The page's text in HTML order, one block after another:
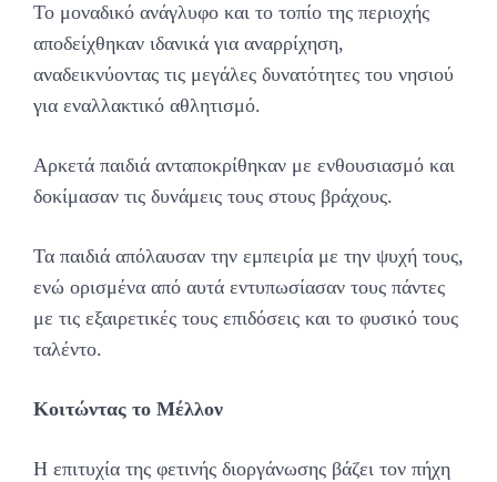
Το μοναδικό ανάγλυφο και το τοπίο της περιοχής
αποδείχθηκαν ιδανικά για αναρρίχηση,
αναδεικνύοντας τις μεγάλες δυνατότητες του νησιού
για εναλλακτικό αθλητισμό.
Αρκετά παιδιά ανταποκρίθηκαν με ενθουσιασμό και
δοκίμασαν τις δυνάμεις τους στους βράχους.
Τα παιδιά απόλαυσαν την εμπειρία με την ψυχή τους,
ενώ ορισμένα από αυτά εντυπωσίασαν τους πάντες
με τις εξαιρετικές τους επιδόσεις και το φυσικό τους
ταλέντο.
Κοιτώντας το Μέλλον
Η επιτυχία της φετινής διοργάνωσης βάζει τον πήχη